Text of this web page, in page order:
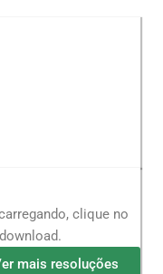
clique no
mais resoluções